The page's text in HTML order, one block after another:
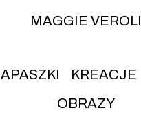
MAGGIE VEROLI
APASZKI KREACJE
OBRAZY